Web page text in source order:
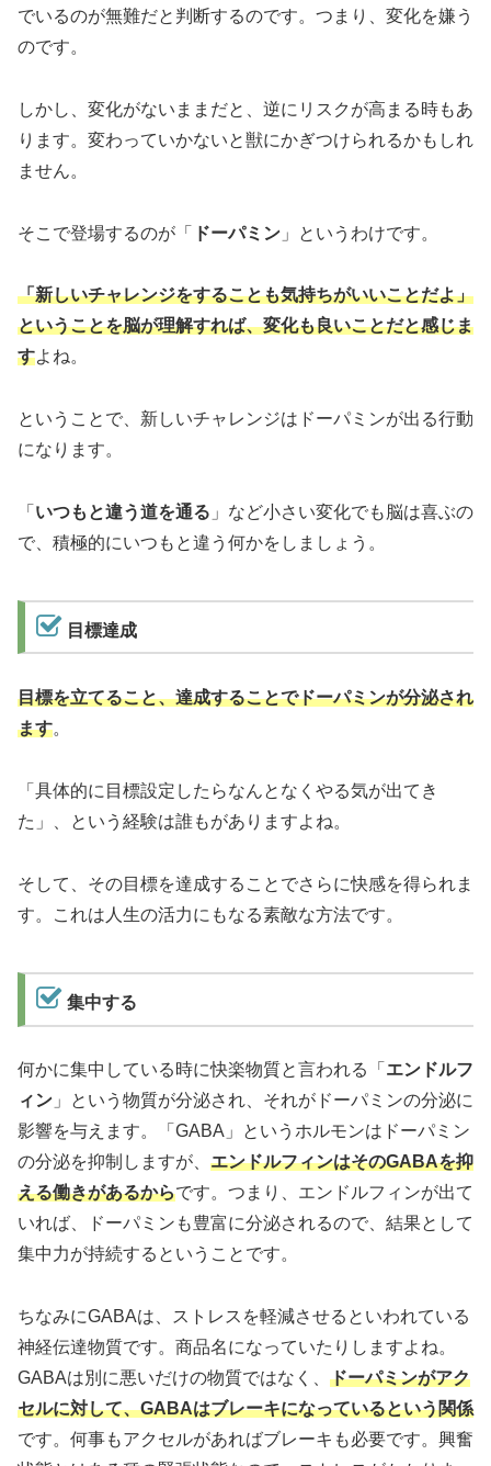
でいるのが無難だと判断するのです。つまり、変化を嫌う
のです。
しかし、変化がないままだと、逆にリスクが高まる時もあ
ります。変わっていかないと獣にかぎつけられるかもしれ
ません。
そこで登場するのが「 ドーパミン 」というわけです。
「新しいチャレンジをすることも気持ちがいいことだよ」
ということを脳が理解すれば、変化も良いことだと感じま
すよね。
ということで、新しいチャレンジはドーパミンが出る行動
になります。
「 いつもと違う道を通る 」など小さい変化でも脳は喜ぶの
で、積極的にいつもと違う何かをしましょう。
目標達成
目標を立てること、達成することでドーパミンが分泌され
ます。
「具体的に目標設定したらなんとなくやる気が出てき
た」、という経験は誰もがありますよね。
そして、その目標を達成することでさらに快感を得られま
す。これは人生の活力にもなる素敵な方法です。
集中する
何かに集中している時に快楽物質と言われる「 エンドルフ
ィン 」という物質が分泌され、それがドーパミンの分泌に
影響を与えます。「GABA」というホルモンはドーパミン
の分泌を抑制しますが、 エンドルフィンはそのGABAを抑
える働きがあるからです。つまり、エンドルフィンが出て
いれば、ドーパミンも豊富に分泌されるので、結果として
集中力が持続するということです。
ちなみにGABAは、ストレスを軽減させるといわれている
神経伝達物質です。商品名になっていたりしますよね。
GABAは別に悪いだけの物質ではなく、 ドーパミンがアク
セルに対して、GABAはブレーキになっているという関係
です。何事もアクセルがあればブレーキも必要です。興奮